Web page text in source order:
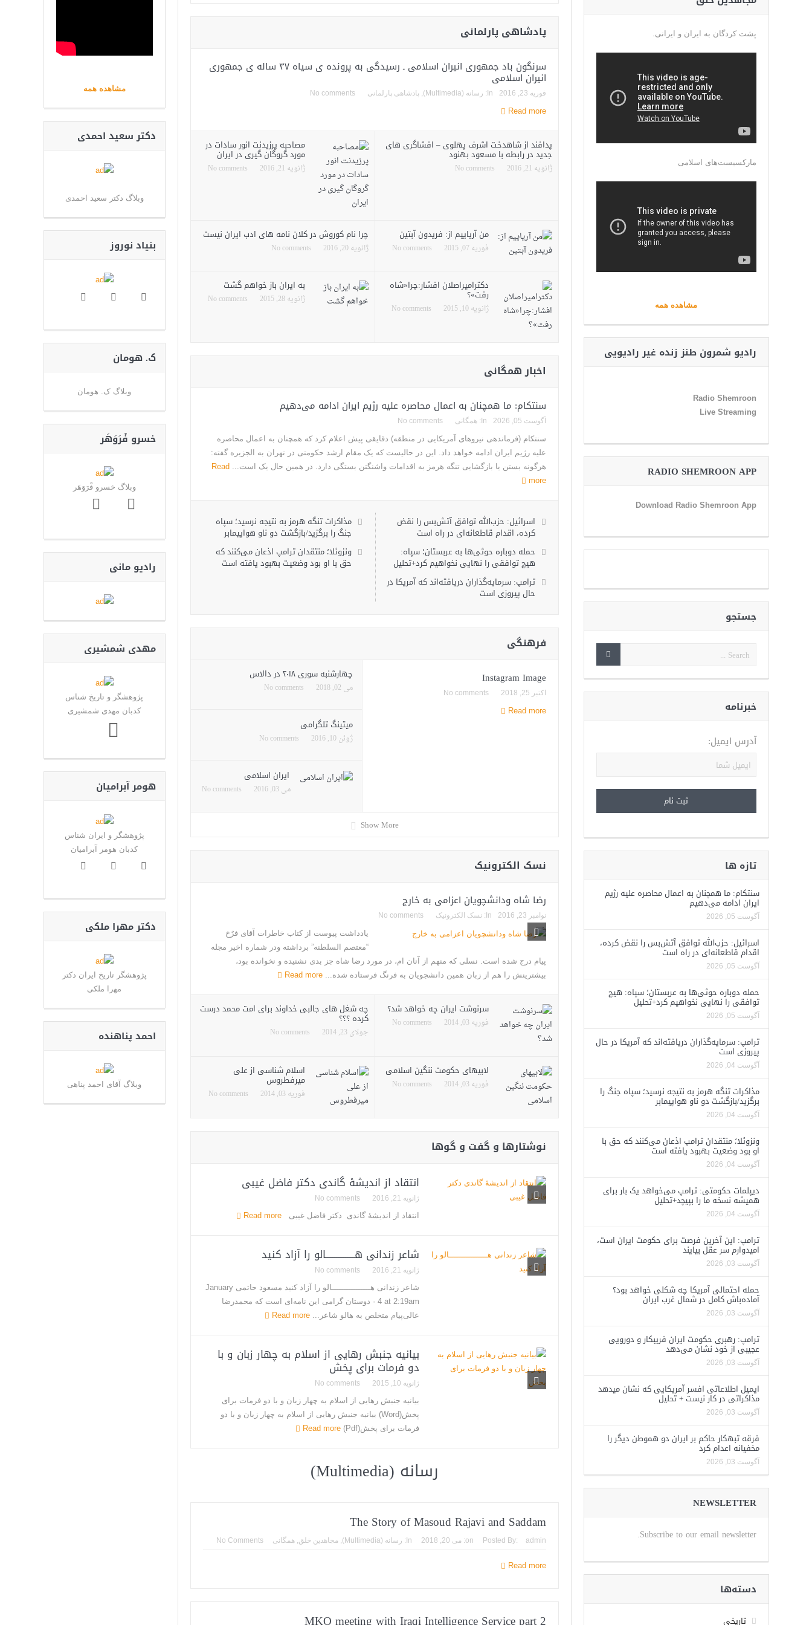
پادشاهی پارلمانی
سرنگون باد جمهوری انیران اسلامی ـ رسیدگی به پرونده ی سیاه ۳۷ ساله ی جمهوری
انیران اسلامی
فوریه 23, 2016 In: رسانه (Multimedia) , پادشاهی پارلمانی No comments
Read more
مصاحبه پرزیدنت انور سادات در
مورد گروگان گیری در ایران
ژانویه 21, 2016 No comments
پدافند از شاهدخت اشرف پهلوی – افشاگری های
جدید در رابطه با مسعود بهنود
ژانویه 21, 2016 No comments
چرا نام کوروش در کلان نامه های ادب ایران نیست
ژانویه 20, 2016 No comments
من آریاییم از: فریدون آبتین
فوریه 07, 2015 No comments
به ایران باز خواهم گشت
ژانویه 28, 2015 No comments
دکترامیراصلان افشار:چرا«شاه
رفت»؟
ژانویه 10, 2015 No comments
اخبار همگانی
سنتکام: ما همچنان به اعمال محاصره علیه رژیم ایران ادامه می‌دهیم
آگوست 05, 2026 In: همگانی No comments
سنتکام (فرماندهی نیروهای آمریکایی در منطقه) دقایقی پیش اعلام کرد که همچنان به اعمال محاصره
علیه رژیم ایران ادامه خواهد داد. این در حالیست که یک مقام ارشد حکومتی در تهران به الجزیره گفته:
هرگونه بستن یا بازگشایی تنگه هرمز به اقدامات واشنگتن بستگی دارد. در همین حال یک است... Read
more
اسرائیل: حزب‌الله توافق آتش‌بس را نقض
کرده، اقدام قاطعانه‌ای در راه است
حمله دوباره حوثی‌ها به عربستان؛ سپاه:
هیچ توافقی را نهایی نخواهیم کرد+تحلیل
ترامپ: سرمایه‌گذاران دریافته‌اند که آمریکا در
حال پیروزی است
مذاکرات تنگه هرمز به نتیجه نرسید؛ سپاه
جنگ را برگزید/بازگشت دو ناو هواپیمابر
ونزوئلا؛ منتقدان ترامپ اذعان می‌کنند که
حق با او بود وضعیت بهبود یافته است
فرهنگی
Instagram Image
اکتبر 25, 2018 No comments
Read more
چهارشنبه سوری ۲۰۱۸ در دالاس
می 02, 2018 No comments
میتینگ‌ تلگرامی
ژوئن 10, 2016 No comments
ایران اسلامی
می 03, 2016 No comments
Show More
نسک الکترونیک
رضا شاه ودانشچویان اعزامی به خارج
نوامبر 23, 2016 In: نسک الکترونیک No comments
یادداشت پیوست از کتاب خاطرات آقای فرٌخ
“معتصم السلطنه” برداشته ودر شماره اخیر مجله
پیام درج شده است. نسلی که منهم از آنان ام، در مورد رضا شاه جز بدی نشنیده و نخوانده بود،
بیشترینش را هم از زبان همین دانشجویان به فرنگ فرستاده شده...Read more
چه شغل هاى جالبى خداوند براى امت محمد درست
کرده ؟؟؟
جولای 23, 2014 No comments
سرنوشت ایران چه خواهد شد؟
فوریه 03, 2014 No comments
اسلام شناسی از علی‌
میرفطروس
فوریه 03, 2014 No comments
لابیهای حکومت ننگین اسلامی
فوریه 03, 2014 No comments
نوشتارها و گفت و گوها
انتقاد از اندیشۀ گاندی دکتر فاضل غیبی
ژانویه 21, 2016 No comments
انتقاد از اندیشۀ گاندی دکتر فاضل غیبیRead more
شاعر زندانی ‫‏هــــــــــــــــالو را آزاد کنید
ژانویه 21, 2016 No comments
شاعر زندانی ‫‏هــــــــــــــــالو را آزاد کنید مسعود حاتمی January
4 at 2:19am · دوستان گرامی این نامه‌ای است که محمدرضا
عالی‌پیام متخلص به هالو شاعر...Read more
بیانیه جنبش رهایی از اسلام به چهار زبان و با
دو فرمات برای پخش
ژانویه 10, 2015 No comments
بیانیه جنبش رهایی از اسلام به چهار زبان و با دو فرمات برای
پخش(Word) بیانیه جنبش رهایی از اسلام به چهار زبان و با دو
فرمات برای پخش(Pdf)
Read more
رسانه (Multimedia)
The Story of Masoud Rajavi and Saddam
Posted By: admin
on: می 20, 2018 In: رسانه (Multimedia) ,مجاهدین خلق,همگانی No Comments
Read more
مشاهده همه
دکتر سعید احمدی
وبلاگ دکتر سعید احمدی
بنیاد نوروز
ک. هومان
وبلاگ ک. هومان
خسرو فْرَوَهَر
وبلاگ خسرو فْرَوَهَر
رادیو مانی
مهدی شمشیری
پژوهشگر و تاریخ شناس
کدبان مهدی شمشیری
هومر آبرامیان
پژوهشگر و ایران شناس
کدبان هومر آبرامیان
دکتر مهرا ملکی
پژوهشگر تاریخ ایران دکتر
مهرا ملکی‌
احمد پناهنده
وبلاگ آقای احمد پناهی
پشت کردگان به ایران و ایرانی.
مارکسیست‌های اسلامی
مشاهده همه
رادیو شمرون طنز زنده غیر رادیویی
Radio Shemroon
Live Streaming
RADIO SHEMROON APP
Download Radio Shemroon App
جستجو
خبرنامه
آدرس ایمیل:
تازه ها
سنتکام: ما همچنان به اعمال محاصره علیه رژیم
ایران ادامه می‌دهیم
آگوست 05, 2026
اسرائیل: حزب‌الله توافق آتش‌بس را نقض کرده،
اقدام قاطعانه‌ای در راه است
آگوست 05, 2026
حمله دوباره حوثی‌ها به عربستان؛ سپاه: هیچ
توافقی را نهایی نخواهیم کرد+تحلیل
آگوست 05, 2026
ترامپ: سرمایه‌گذاران دریافته‌اند که آمریکا در حال
پیروزی است
آگوست 04, 2026
مذاکرات تنگه هرمز به نتیجه نرسید؛ سپاه جنگ را
برگزید/بازگشت دو ناو هواپیمابر
آگوست 04, 2026
ونزوئلا؛ منتقدان ترامپ اذعان می‌کنند که حق با
او بود وضعیت بهبود یافته است
آگوست 04, 2026
دیپلمات حکومتی: ترامپ می‌خواهد یک بار برای
همیشه نسخه ما را بپیچد+تحلیل
آگوست 04, 2026
ترامپ: این آخرین فرصت برای حکومت ایران است،
امیدوارم سر عقل بیایند
آگوست 03, 2026
حمله احتمالی آمریکا چه شکلی خواهد بود؟
آماده‌باش کامل در شمال غرب ایران
آگوست 03, 2026
ترامپ: رهبری حکومت ایران فریبکار و دورویی
عجیبی از خود نشان می‌دهد
آگوست 03, 2026
ایمیل اطلاعاتی افسر آمریکایی که نشان میدهد
مذاکراتی در کار نیست + تحلیل
آگوست 03, 2026
فرقه تبهکار حاکم بر ایران دو هموطن دیگر را
مخفیانه اعدام کرد
آگوست 03, 2026
NEWSLETTER
Subscribe to our email newsletter.
دسته‌ها
تاریخی